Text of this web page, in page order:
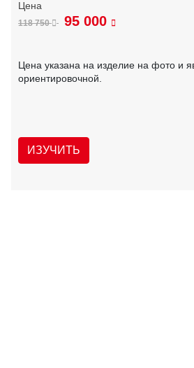
118 750 95 000
Цена указана на изделие на фото и
ориентировочной.
ИЗУЧИТЬ